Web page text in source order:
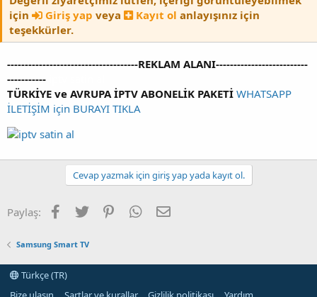
için
Giriş yap veya Kayıt ol anlayışınız için
teşekkürler.
-------------------------------------REKLAM ALANI--------------------------
-----------
TÜRKİYE ve AVRUPA İPTV ABONELİK PAKETİ WHATSAPP
İLETİŞİM için BURAYI TIKLA
Cevap yazmak için giriş yap yada kayıt ol.
Paylaş: Facebook
Twitter PinterestWhatsAppE-posta
Samsung Smart TV
Türkçe (TR)